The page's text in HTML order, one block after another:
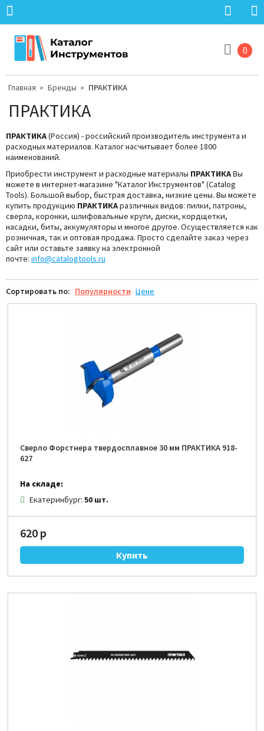
0
Главная > Бренды > ПРАКТИКА
ПРАКТИКА
ПРАКТИКА(Россия) - российский производитель инструмента и
расходных материалов. Каталог насчитывает более 1800
наименований.
Приобрести инструмент и расходные материалы ПРАКТИКАВы
можете в интернет-магазине "Каталог Инструментов" (Catalog
Tools). Большой выбор, быстрая доставка, низкие цены. Вы можете
купить продукцию ПРАКТИКАразличных видов: пилки, патроны,
сверла, коронки, шлифовальные круги, диски, кордщетки,
насадки, биты, аккумуляторы и многое другое. Осуществляется как
розничная, так и оптовая продажа. Просто сделайте заказ через
сайт или оставьте заявку на электронной
почте: info@catalogtools.ru
Сортировать по: Популярности Цене
Сверло Форстнера твердосплавное 30 мм ПРАКТИКА 918-
627
На складе:
Екатеринбург:50 шт.
620 р